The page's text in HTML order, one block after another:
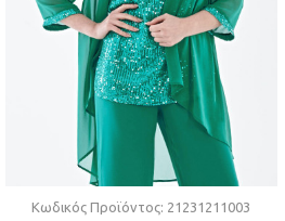
Κωδικός Προϊόντος: 21231211003